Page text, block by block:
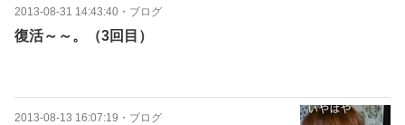
2013-08-31 14:43:40 ・ ブログ
復活～～。（3回目）
2013-08-13 16:07:19 ・ ブログ